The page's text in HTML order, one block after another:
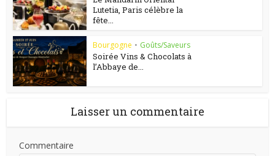
Lutetia, Paris célèbre la
fête...
Bourgogne • Goûts/Saveurs
Soirée Vins & Chocolats à
l’Abbaye de...
Laisser un commentaire
Commentaire